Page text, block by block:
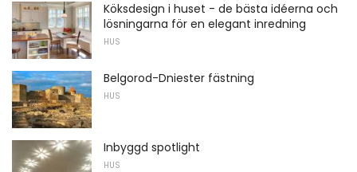
Köksdesign i huset - de bästa idéerna och
lösningarna för en elegant inredning
HUS
Belgorod-Dniester fästning
HUS
Inbyggd spotlight
HUS